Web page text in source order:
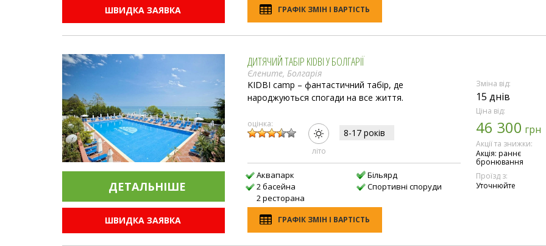
ШВИДКА ЗАЯВКА ГРАФІК ЗМІН І ВАРТІСТЬ
ДЕТАЛЬНIШЕ
ШВИДКА ЗАЯВКА
ДИТЯЧИЙ ТАБІР KIDBI У БОЛГАРІЇ
Єлените, Болгарія
KIDBI camp – фантастичний табір, де
народжуються спогади на все життя.
оцінка:
лiто
8-17 рокiв
Аквапарк
2 басейна
2 ресторана
Більярд
Спортивні споруди
ГРАФІК ЗМІН І ВАРТІСТЬ
Зміна від:
15 днів
Ціна від:
46 300 грн
Акції та знижки:
Акція: раннє
бронювання
Проїзд з:
Уточнюйте